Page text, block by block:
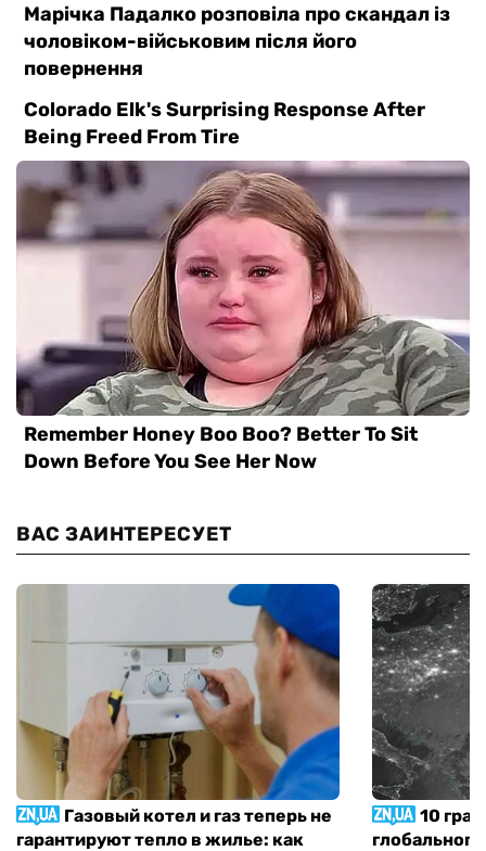
ВАС ЗАИНТЕРЕСУЕТ
Газовый котел и газ теперь не
гарантируют тепло в жилье: как
10